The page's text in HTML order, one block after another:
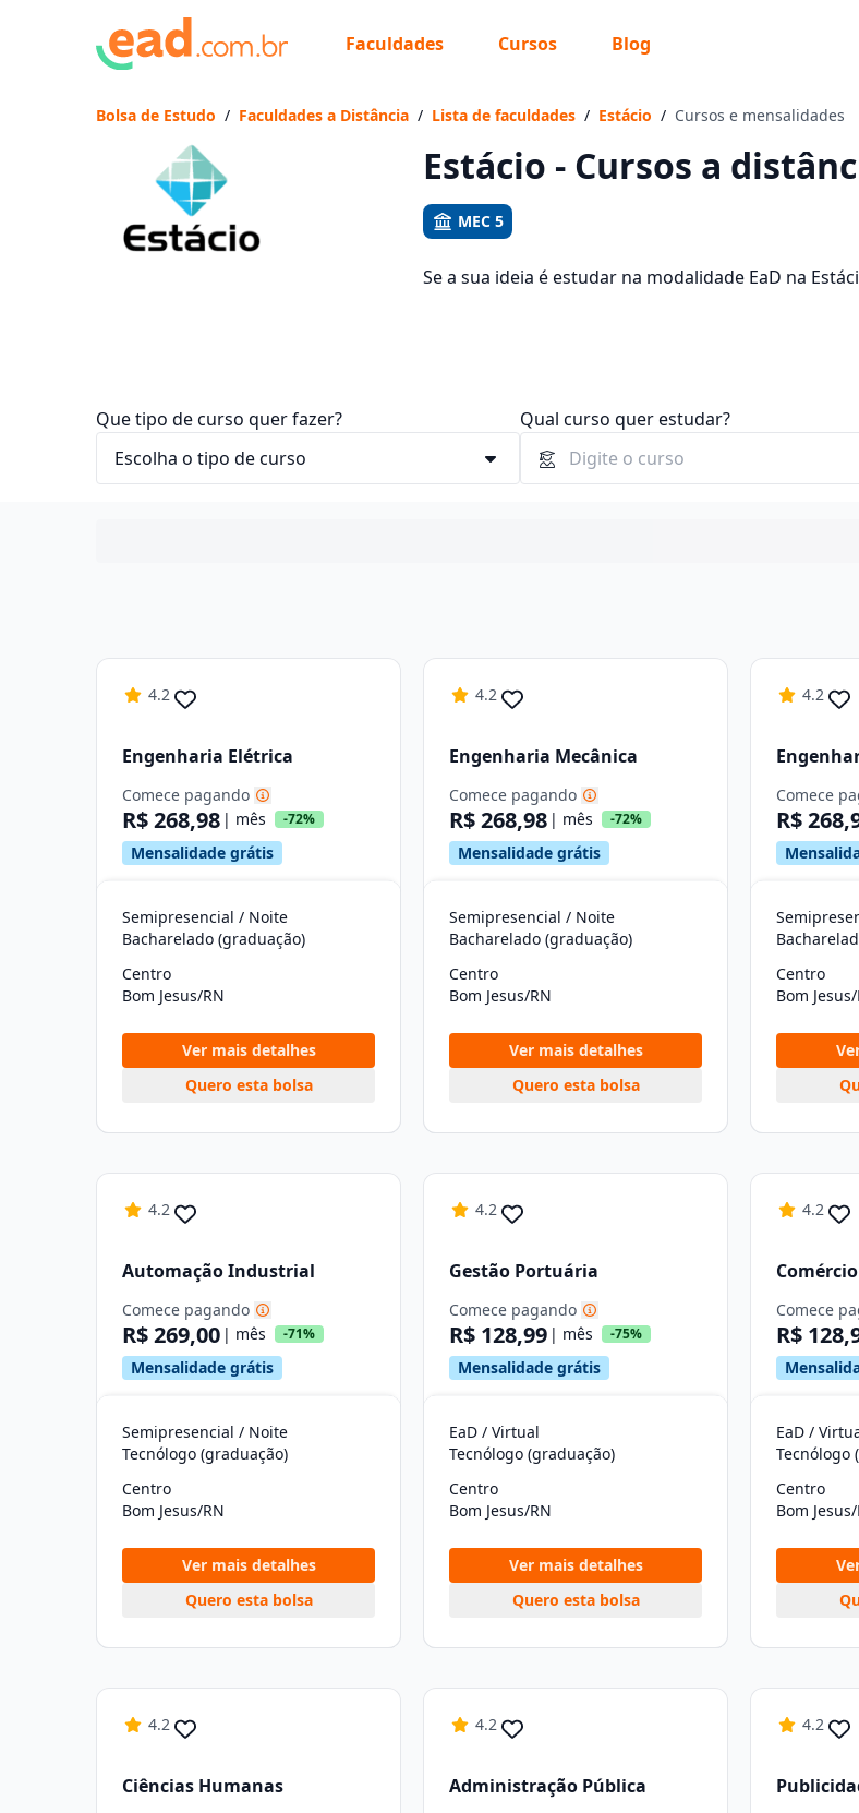
Faculdades Cursos Blog
Vamos te guiar no caminho ideal para seus estudos
Bolsa de Estudo / Faculdades a Distância / Lista de faculdades / Estácio / Cursos e mensalidades
Estácio - Cursos a
MEC 5
Se a sua ideia é estudar na modalidade EaD na
Que tipo de curso quer fazer? Qual curso quer estudar?
4.2
Engenharia Elétrica
Comece pagando
R$ 268,98 | mês -72%
Mensalidade grátis
Semipresencial / Noite
Bacharelado (graduação)
Centro
Bom Jesus/RN
Ver mais detalhes
Quero esta bolsa
4.2
Engenharia Mecânica
Comece pagando
R$ 268,98 | mês -72%
Mensalidade grátis
Semipresencial / Noite
Bacharelado (graduação)
Centro
Bom Jesus/RN
Ver mais detalhes
Quero esta bolsa
4.2
Comece
R$
Centro
Bom
4.2
Automação Industrial
Comece pagando
R$ 269,00 | mês -71%
Mensalidade grátis
Semipresencial / Noite
Tecnólogo (graduação)
Centro
Bom Jesus/RN
Ver mais detalhes
Quero esta bolsa
4.2
Gestão Portuária
Comece pagando
R$ 128,99 | mês -75%
Mensalidade grátis
EaD / Virtual
Tecnólogo (graduação)
Centro
Bom Jesus/RN
Ver mais detalhes
Quero esta bolsa
4.2
Comece
R$
EaD /
Tecnólogo
Centro
Bom
4.2
Ciências Humanas
4.2
Administração Pública
4.2